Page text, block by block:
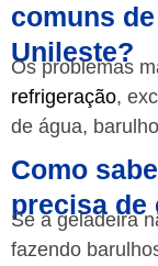
comuns
Unileste?
Os problemas
refrigeração,
de água,
Como
precisa de
Se a geladeira
fazendo